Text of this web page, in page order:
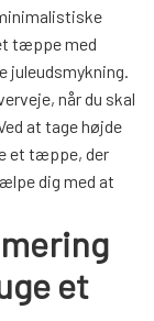
tæppe med
juleudsmykning.
når du skal
at tage højde
et tæppe, der
dig med at
et